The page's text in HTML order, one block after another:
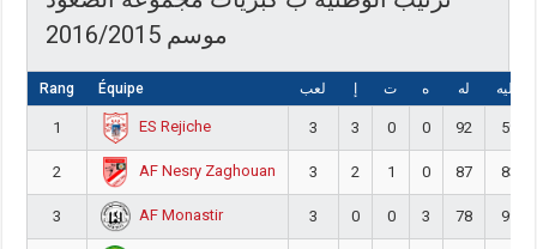
موسم 2016/2015
Rang Équipe لعب ت ه له عليه
1 ES Rejiche 3 3 0 0 92 59
2 AF Nesry Zaghouan 3 2 1 0 87 83
3 AF Monastir 3 0 0 3 78 99